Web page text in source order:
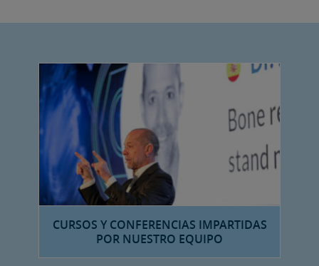
CURSOS Y CONFERENCIAS IMPARTIDAS
POR NUESTRO EQUIPO